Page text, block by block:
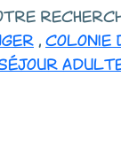
,colonie